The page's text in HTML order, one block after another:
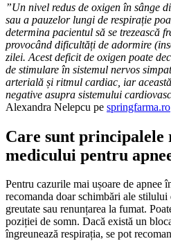
”Un nivel redus de oxigen în sânge
sau a pauzelor lungi de respirație
determina pacientul să se trezească
provocând dificultăți de adormire
zilei. Acest deficit de oxigen poate
de stimulare în sistemul nervos
arterială și ritmul cardiac, iar
negative asupra sistemului
Alexandra Nelepcu pe springfarma.ro
Care sunt principalele
medicului pentru
Pentru cazurile mai ușoare de apnee
recomanda doar schimbări ale
greutate sau renunțarea la fumat.
poziției de somn. Dacă există un
îngreunează respirația, se pot